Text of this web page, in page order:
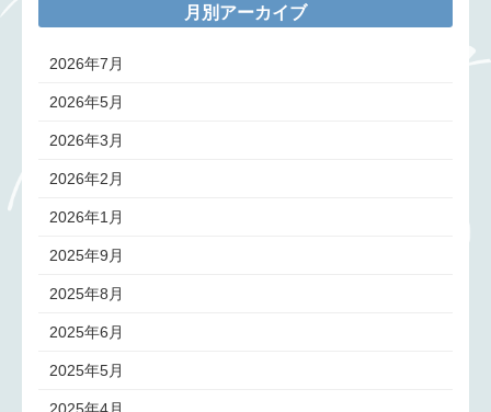
月別アーカイブ
2026年7月
2026年5月
2026年3月
2026年2月
2026年1月
2025年9月
2025年8月
2025年6月
2025年5月
2025年4月